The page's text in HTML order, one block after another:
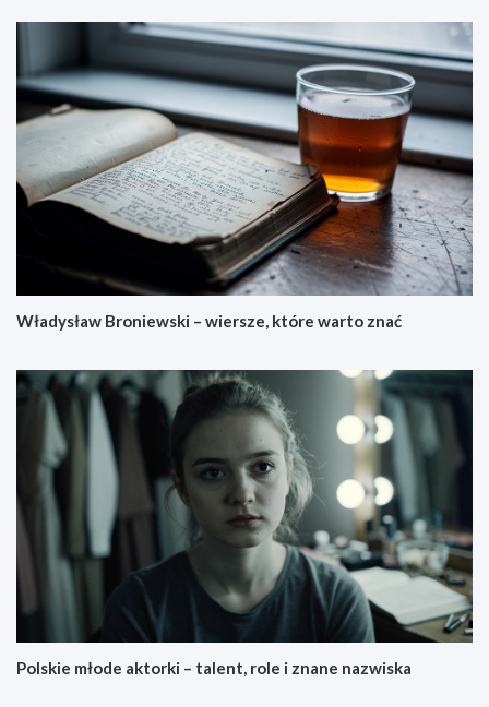
Władysław Broniewski – wiersze, które warto znać
Polskie młode aktorki – talent, role i znane nazwiska